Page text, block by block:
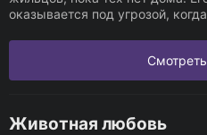
оказывается под угрозой, когда
Животная любовь